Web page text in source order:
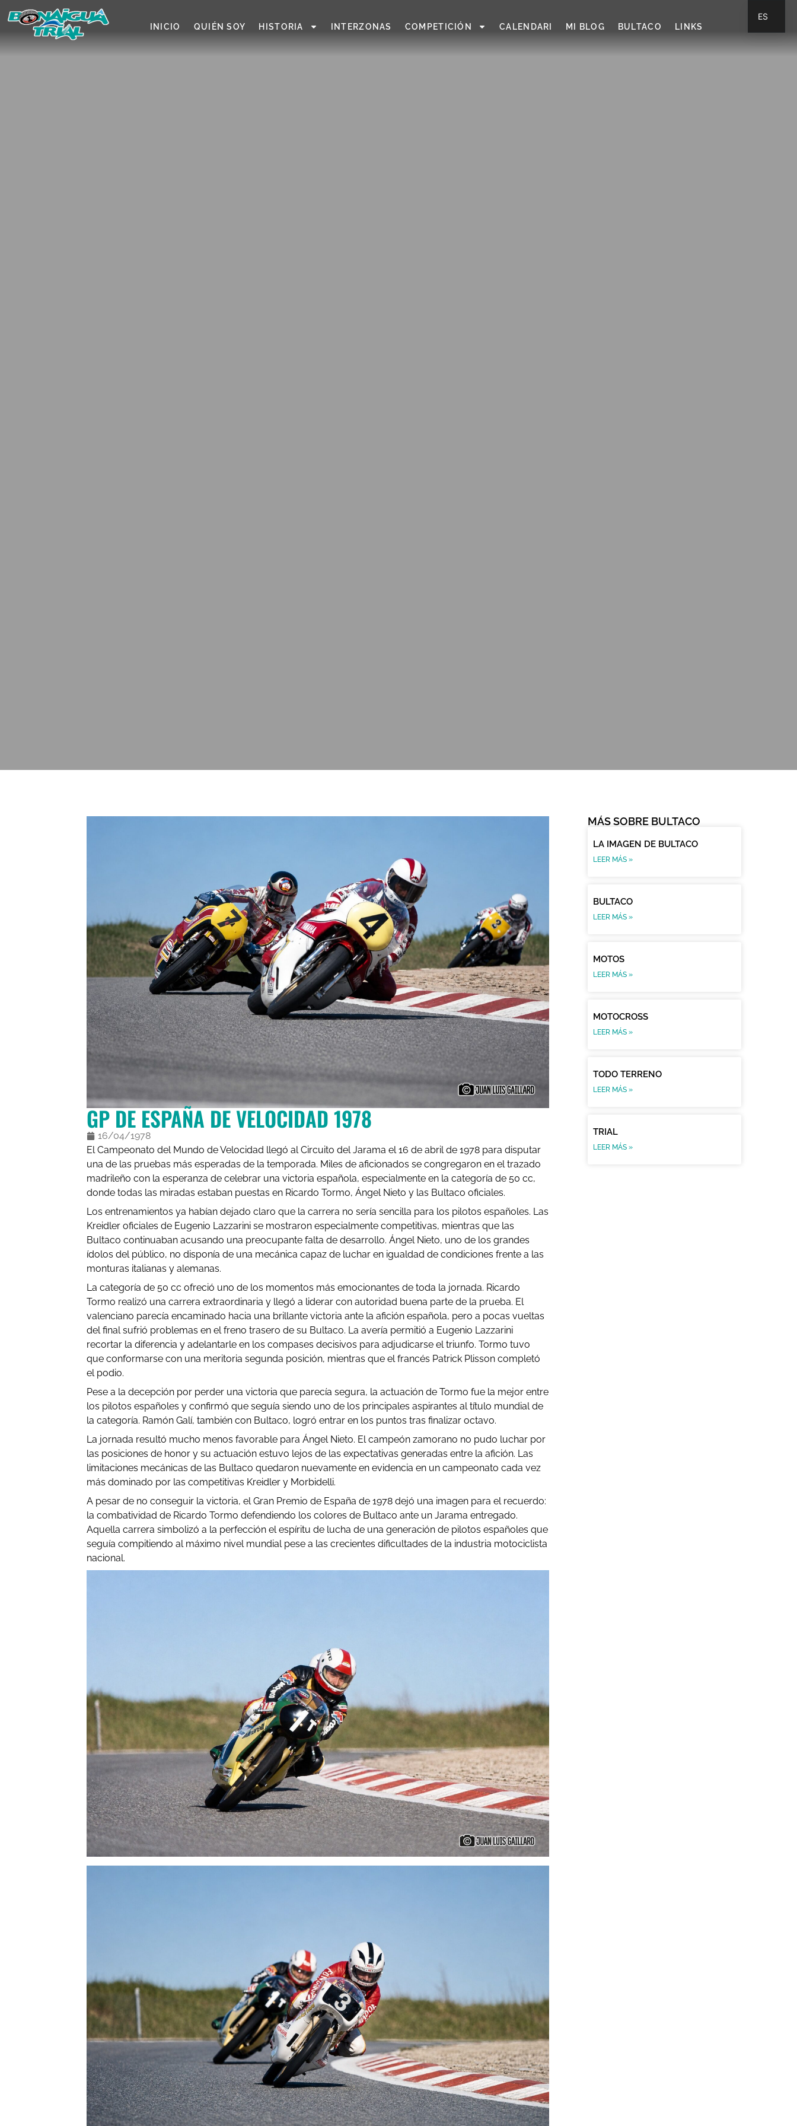
INICIO QUIÉN SOY HISTORIA INTERZONAS COMPETICIÓN CALENDARI MI BLOG BULTACO LINKS
GP DE ESPAÑA DE VELOCIDAD 1978
16/04/1978
El Campeonato del Mundo de Velocidad llegó al Circuito del Jarama el 16 de abril de 1978 para disputar
una de las pruebas más esperadas de la temporada. Miles de aficionados se congregaron en el trazado
madrileño con la esperanza de celebrar una victoria española, especialmente en la categoría de 50 cc,
donde todas las miradas estaban puestas en Ricardo Tormo, Ángel Nieto y las Bultaco oficiales.
Los entrenamientos ya habían dejado claro que la carrera no sería sencilla para los pilotos españoles. Las
Kreidler oficiales de Eugenio Lazzarini se mostraron especialmente competitivas, mientras que las
Bultaco continuaban acusando una preocupante falta de desarrollo. Ángel Nieto, uno de los grandes
ídolos del público, no disponía de una mecánica capaz de luchar en igualdad de condiciones frente a las
monturas italianas y alemanas.
La categoría de 50 cc ofreció uno de los momentos más emocionantes de toda la jornada. Ricardo
Tormo realizó una carrera extraordinaria y llegó a liderar con autoridad buena parte de la prueba. El
valenciano parecía encaminado hacia una brillante victoria ante la afición española, pero a pocas vueltas
del final sufrió problemas en el freno trasero de su Bultaco. La avería permitió a Eugenio Lazzarini
recortar la diferencia y adelantarle en los compases decisivos para adjudicarse el triunfo. Tormo tuvo
que conformarse con una meritoria segunda posición, mientras que el francés Patrick Plisson completó
el podio.
Pese a la decepción por perder una victoria que parecía segura, la actuación de Tormo fue la mejor entre
los pilotos españoles y confirmó que seguía siendo uno de los principales aspirantes al título mundial de
la categoría. Ramón Galí, también con Bultaco, logró entrar en los puntos tras finalizar octavo.
La jornada resultó mucho menos favorable para Ángel Nieto. El campeón zamorano no pudo luchar por
las posiciones de honor y su actuación estuvo lejos de las expectativas generadas entre la afición. Las
limitaciones mecánicas de las Bultaco quedaron nuevamente en evidencia en un campeonato cada vez
más dominado por las competitivas Kreidler y Morbidelli.
A pesar de no conseguir la victoria, el Gran Premio de España de 1978 dejó una imagen para el recuerdo:
la combatividad de Ricardo Tormo defendiendo los colores de Bultaco ante un Jarama entregado.
Aquella carrera simbolizó a la perfección el espíritu de lucha de una generación de pilotos españoles que
seguía compitiendo al máximo nivel mundial pese a las crecientes dificultades de la industria motociclista
nacional.
MÁS SOBRE BULTACO
LA IMAGEN DE BULTACO
LEER MÁS »
BULTACO
LEER MÁS »
MOTOS
LEER MÁS »
MOTOCROSS
LEER MÁS »
TODO TERRENO
LEER MÁS »
TRIAL
LEER MÁS »
ES
CA